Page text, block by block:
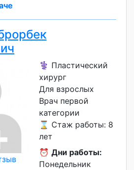
⚕️ Пластический
хирург
Для взрослых
Врач первой
категории
⌛ Стаж работы: 8
лет
⏰ Дни работы:
Понедельник